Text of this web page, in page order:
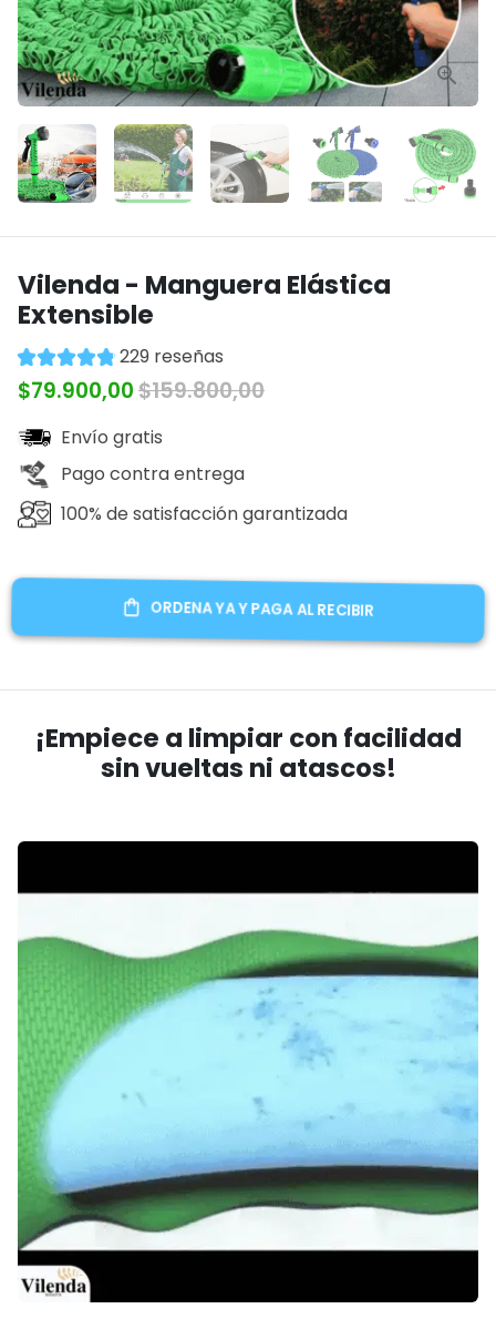
Vilenda - Manguera Elástica
Extensible
229 reseñas
$79.900,00$159.800,00
Envío gratis
Pago contra entrega
100% de satisfacción garantizada
ORDENA YA Y PAGA AL RECIBIR
¡Empiece a limpiar con facilidad
sin vueltas ni atascos!